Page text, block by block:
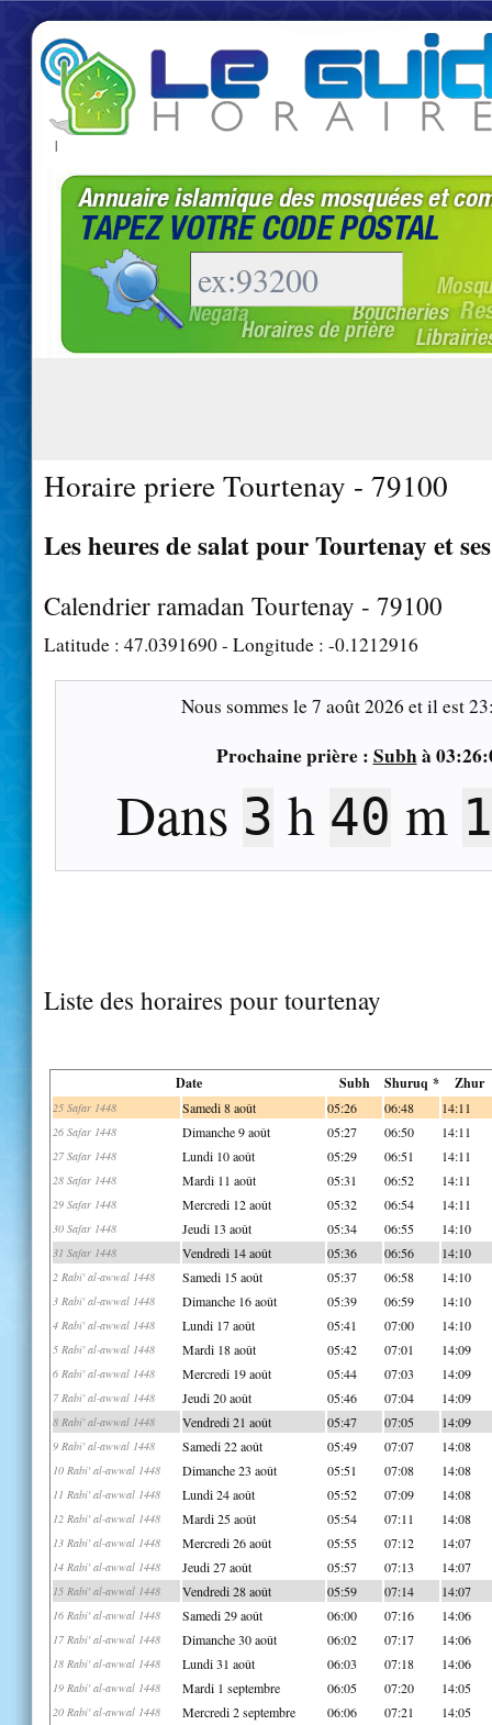
|
Horaire priere Tourtenay - 79100
Les heures de salat pour Tourtenay et
Calendrier ramadan Tourtenay - 79100
Latitude : 47.0391690- Longitude : -0.1212916
Nous sommes le7 août 2026 et il est
Prochaine prière : Subhà
Dans 3 h 40 m
Liste des horaires pour tourtenay
Date Subh Shuruq * Zhur
25 Safar 1448 Samedi 8 août 05:26 06:48 14:11
26 Safar 1448 Dimanche 9 août 05:27 06:50 14:11
27 Safar 1448 Lundi 10 août 05:29 06:51 14:11
28 Safar 1448 Mardi 11 août 05:31 06:52 14:11
29 Safar 1448 Mercredi 12 août 05:32 06:54 14:11
30 Safar 1448 Jeudi 13 août 05:34 06:55 14:10
31 Safar 1448 Vendredi 14 août 05:36 06:56 14:10
2 Rabi' al-awwal 1448 Samedi 15 août 05:37 06:58 14:10
3 Rabi' al-awwal 1448 Dimanche 16 août 05:39 06:59 14:10
4 Rabi' al-awwal 1448 Lundi 17 août 05:41 07:00 14:10
5 Rabi' al-awwal 1448 Mardi 18 août 05:42 07:01 14:09
6 Rabi' al-awwal 1448 Mercredi 19 août 05:44 07:03 14:09
7 Rabi' al-awwal 1448 Jeudi 20 août 05:46 07:04 14:09
8 Rabi' al-awwal 1448 Vendredi 21 août 05:47 07:05 14:09
9 Rabi' al-awwal 1448 Samedi 22 août 05:49 07:07 14:08
10 Rabi' al-awwal 1448 Dimanche 23 août 05:51 07:08 14:08
11 Rabi' al-awwal 1448 Lundi 24 août 05:52 07:09 14:08
12 Rabi' al-awwal 1448 Mardi 25 août 05:54 07:11 14:08
13 Rabi' al-awwal 1448 Mercredi 26 août 05:55 07:12 14:07
14 Rabi' al-awwal 1448 Jeudi 27 août 05:57 07:13 14:07
15 Rabi' al-awwal 1448 Vendredi 28 août 05:59 07:14 14:07
16 Rabi' al-awwal 1448 Samedi 29 août 06:00 07:16 14:06
17 Rabi' al-awwal 1448 Dimanche 30 août 06:02 07:17 14:06
18 Rabi' al-awwal 1448 Lundi 31 août 06:03 07:18 14:06
19 Rabi' al-awwal 1448 Mardi 1 septembre 06:05 07:20 14:05
20 Rabi' al-awwal 1448 Mercredi 2 septembre 06:06 07:21 14:05